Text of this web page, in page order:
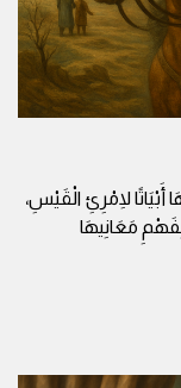
لِامْرِئِ الْقَيْسِ،
مَعَانِيهَا